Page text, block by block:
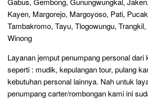
Kayen, Margorejo, Margoyoso, Pati,
Tambakromo, Tayu, Tlogowungu,
Winong
Layanan jemput penumpang personal
seperti : mudik, kepulangan tour, pulang
kebutuhan personal lainnya. Nah untuk
penumpang carter/rombongan kami ini